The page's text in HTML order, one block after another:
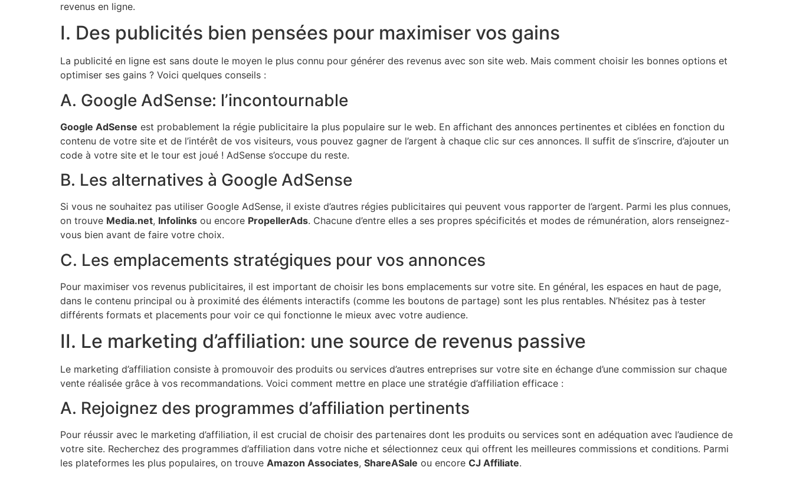
revenus en ligne.
I. Des publicités bien pensées pour maximiser vos gains
La publicité en ligne est sans doute le moyen le plus connu pour générer des revenus avec son site web. Mais comment choisir les bonnes options et
optimiser ses gains ? Voici quelques conseils :
A. Google AdSense: l’incontournable
Google AdSense est probablement la régie publicitaire la plus populaire sur le web. En affichant des annonces pertinentes et ciblées en fonction du
contenu de votre site et de l’intérêt de vos visiteurs, vous pouvez gagner de l’argent à chaque clic sur ces annonces. Il suffit de s’inscrire, d’ajouter un
code à votre site et le tour est joué ! AdSense s’occupe du reste.
B. Les alternatives à Google AdSense
Si vous ne souhaitez pas utiliser Google AdSense, il existe d’autres régies publicitaires qui peuvent vous rapporter de l’argent. Parmi les plus connues,
on trouve Media.net, Infolinks ou encore PropellerAds. Chacune d’entre elles a ses propres spécificités et modes de rémunération, alors renseignez-
vous bien avant de faire votre choix.
C. Les emplacements stratégiques pour vos annonces
Pour maximiser vos revenus publicitaires, il est important de choisir les bons emplacements sur votre site. En général, les espaces en haut de page,
dans le contenu principal ou à proximité des éléments interactifs (comme les boutons de partage) sont les plus rentables. N’hésitez pas à tester
différents formats et placements pour voir ce qui fonctionne le mieux avec votre audience.
II. Le marketing d’affiliation: une source de revenus passive
Le marketing d’affiliation consiste à promouvoir des produits ou services d’autres entreprises sur votre site en échange d’une commission sur chaque
vente réalisée grâce à vos recommandations. Voici comment mettre en place une stratégie d’affiliation efficace :
A. Rejoignez des programmes d’affiliation pertinents
Pour réussir avec le marketing d’affiliation, il est crucial de choisir des partenaires dont les produits ou services sont en adéquation avec l’audience de
votre site. Recherchez des programmes d’affiliation dans votre niche et sélectionnez ceux qui offrent les meilleures commissions et conditions. Parmi
les plateformes les plus populaires, on trouve Amazon Associates, ShareASale ou encore CJ Affiliate.